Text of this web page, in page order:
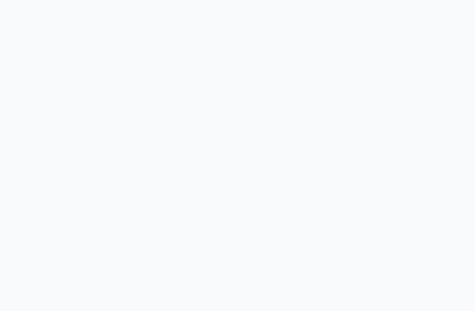
Pembinaan dan Profesionalisme
Digital 1000 Bendera